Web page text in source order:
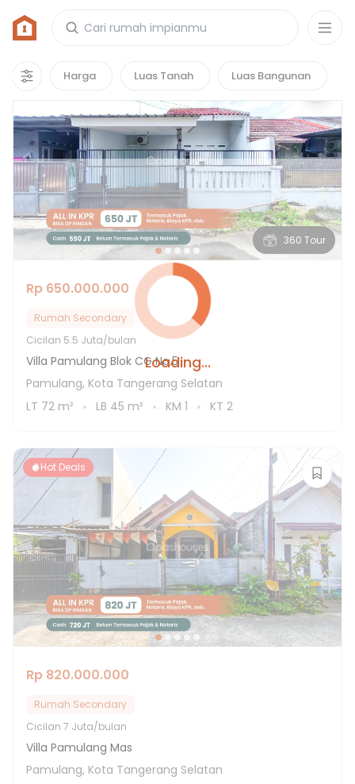
Harga Luas Tanah Luas Bangunan
Loading...
Rumah di Grand Pamulang Residence
60properti
360 Tour
Hot Deals
Rp 650.000.000
Rumah Secondary
Cicilan 5.5 Juta/bulan
Villa Pamulang Blok CG No.5
Pamulang, Kota Tangerang Selatan
LT 72 m² LB 45 m² KM 1 KT 2
Hot Deals
Rp 820.000.000
Rumah Secondary
Cicilan 7 Juta/bulan
Villa Pamulang Mas
Pamulang, Kota Tangerang Selatan